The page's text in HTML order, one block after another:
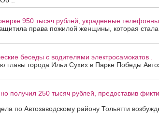
950 тысяч рублей, украденные
права пожилой женщины, которая
беседы с водителями электросамокатов .
главы города Ильи Сухих в Парке Победы
получил 250 тысяч рублей, предоставив
по Автозаводскому району Тольятти